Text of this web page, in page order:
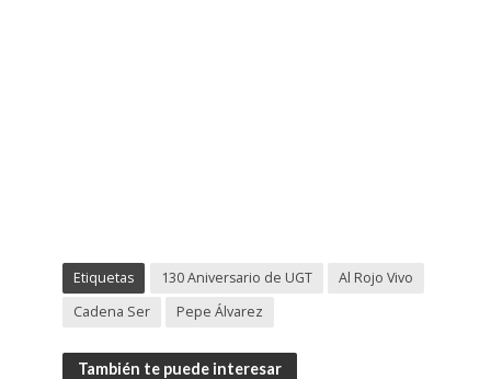
Etiquetas 130 Aniversario de UGT
Al Rojo Vivo
Cadena Ser
Pepe Álvarez
También te puede interesar